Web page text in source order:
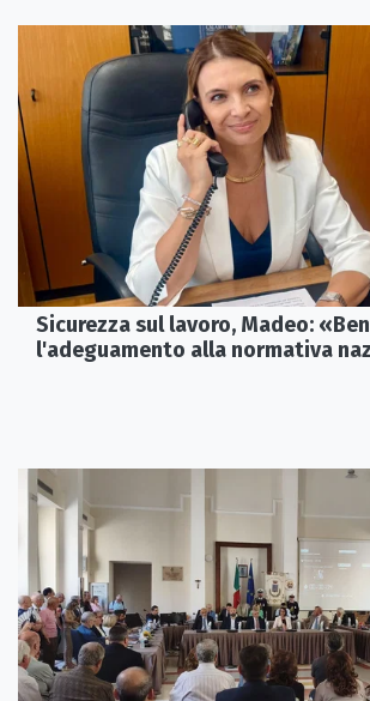
Sicurezza sul lavoro, Madeo:
l'adeguamento alla normativa